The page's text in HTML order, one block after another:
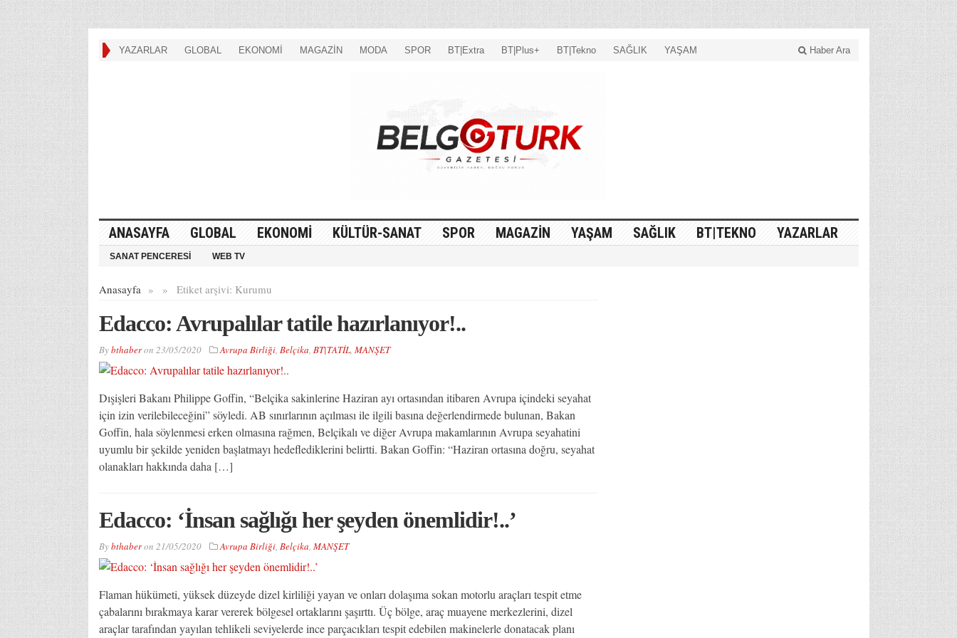
YAZARLAR GLOBAL EKONOMİ MAGAZİN MODA SPOR BT|Extra BT|Plus+ BT|Tekno SAĞLIK YAŞAM Haber Ara
ANASAYFA GLOBAL EKONOMİ KÜLTÜR-SANAT SPOR MAGAZİN YAŞAM SAĞLIK BT|TEKNO YAZARLAR
SANAT PENCERESİ WEB TV
Anasayfa » Etiket arşivi:
» Kurumu
Edacco: Avrupalılar tatile hazırlanıyor!..
Bybthaberon 23/05/2020 Avrupa Birliği, Belçika, BT|TATİL, MANŞET
Dışişleri Bakanı Philippe Goffin, “Belçika sakinlerine Haziran ayı ortasından itibaren Avrupa içindeki seyahat
için izin verilebileceğini” söyledi. AB sınırlarının açılması ile ilgili basına değerlendirmede bulunan, Bakan
Goffin, hala söylenmesi erken olmasına rağmen, Belçikalı ve diğer Avrupa makamlarının Avrupa seyahatini
uyumlu bir şekilde yeniden başlatmayı hedeflediklerini belirtti. Bakan Goffin: “Haziran ortasına doğru, seyahat
olanakları hakkında daha […]
Edacco: ‘İnsan sağlığı her şeyden önemlidir!..’
Bybthaberon 21/05/2020 Avrupa Birliği, Belçika, MANŞET
Flaman hükümeti, yüksek düzeyde dizel kirliliği yayan ve onları dolaşıma sokan motorlu araçları tespit etme
çabalarını bırakmaya karar vererek bölgesel ortaklarını şaşırttı. Üç bölge, araç muayene merkezlerini, dizel
araçlar tarafından yayılan tehlikeli seviyelerde ince parçacıkları tespit edebilen makinelerle donatacak planı